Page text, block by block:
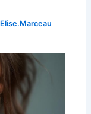
Elise.Marceau